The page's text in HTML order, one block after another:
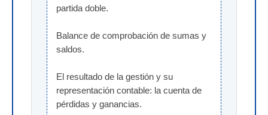
partida doble.
Balance de comprobación de sumas y
saldos.
El resultado de la gestión y su
representación contable: la cuenta de
pérdidas y ganancias.